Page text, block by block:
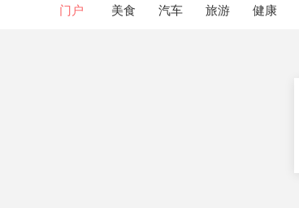
门户
美食
汽车 旅游 健康